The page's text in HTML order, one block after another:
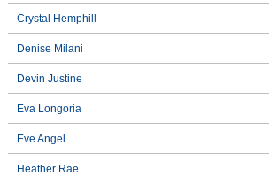
Crystal Hemphill
Denise Milani
Devin Justine
Eva Longoria
Eve Angel
Heather Rae